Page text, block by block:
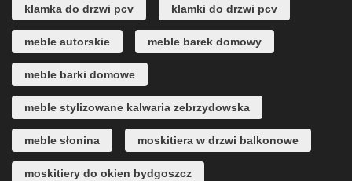
klamka do drzwi pcv klamki do drzwi pcv
meble autorskie meble barek domowy
meble barki domowe
meble stylizowane kalwaria zebrzydowska
meble słonina moskitiera w drzwi balkonowe
moskitiery do okien bydgoszcz